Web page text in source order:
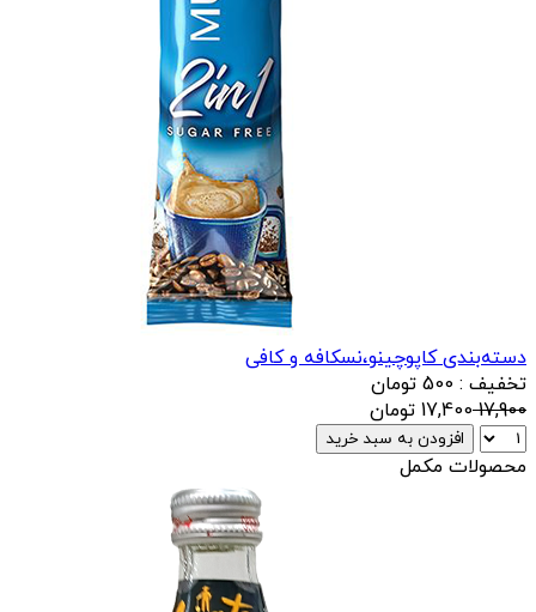
دسته‌بندی کاپوچینو،نسکافه و کافی
تخفیف : 500 تومان
17,900
17,400 تومان
افزودن به سبد خرید
محصولات مکمل